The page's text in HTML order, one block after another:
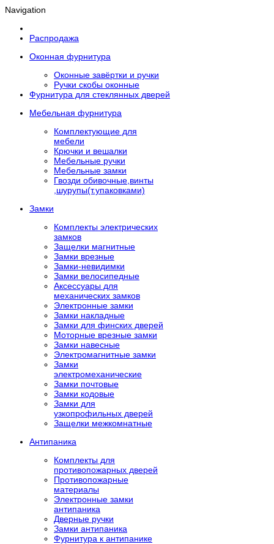
Navigation
Распродажа
Оконная фурнитура
Оконные завёртки и ручки
Ручки скобы оконные
Фурнитура для стеклянных дверей
Мебельная фурнитура
Комплектующие для
мебели
Крючки и вешалки
Мебельные ручки
Мебельные замки
Гвозди обивочные,винты
,шурупы(т.упаковками)
Замки
Комплекты электрических
замков
Защелки магнитные
Замки врезные
Замки-невидимки
Замки велосипедные
Аксессуары для
механических замков
Электронные замки
Замки накладные
Замки для финских дверей
Моторные врезные замки
Замки навесные
Электромагнитные замки
Замки
электромеханические
Замки почтовые
Замки кодовые
Замки для
узкопрофильных дверей
Защелки межкомнатные
Антипаника
Комплекты для
противопожарных дверей
Противопожарные
материалы
Электронные замки
антипаника
Дверные ручки
Замки антипаника
Фурнитура к антипанике